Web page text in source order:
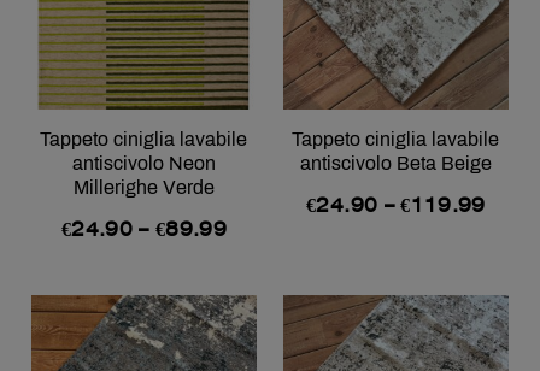
Tappeto ciniglia lavabile
antiscivolo Neon
Millerighe Verde
€24.90–€89.99
Tappeto ciniglia lavabile
antiscivolo Beta Beige
€24.90 –€119.99